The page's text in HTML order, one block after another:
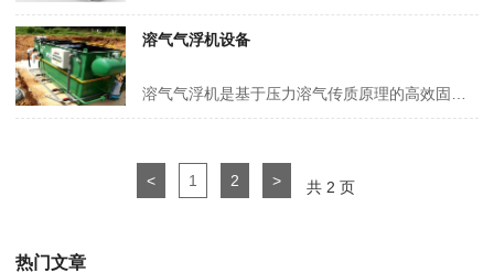
溶气气浮机设备
< 1 2 > 共 2 页
热门文章